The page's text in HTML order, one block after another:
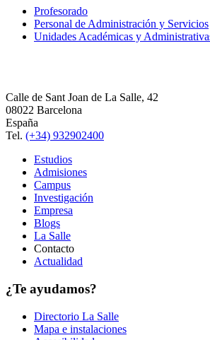
Profesorado
Personal de Administración y Servicios
Unidades Académicas y
Calle de Sant Joan de La Salle, 42
08022 Barcelona
España
Tel. (+34) 932902400
Estudios
Admisiones
Campus
Investigación
Empresa
Blogs
La Salle
Contacto
Actualidad
¿Te ayudamos?
Directorio La Salle
Mapa e instalaciones